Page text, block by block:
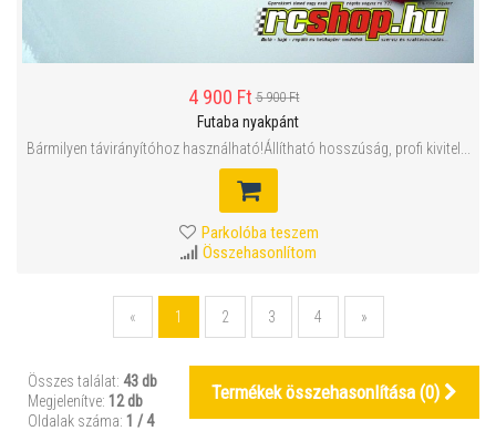
4 900 Ft 5 900 Ft
Futaba nyakpánt
Bármilyen távirányítóhoz használható!Állítható hosszúság, profi kivitel...
Parkolóba teszem
Összehasonlítom
« 1 2 3 4 »
Összes találat: 43 db
Megjelenítve: 12 db
Oldalak száma: 1 / 4
Termékek összehasonlítása (0)